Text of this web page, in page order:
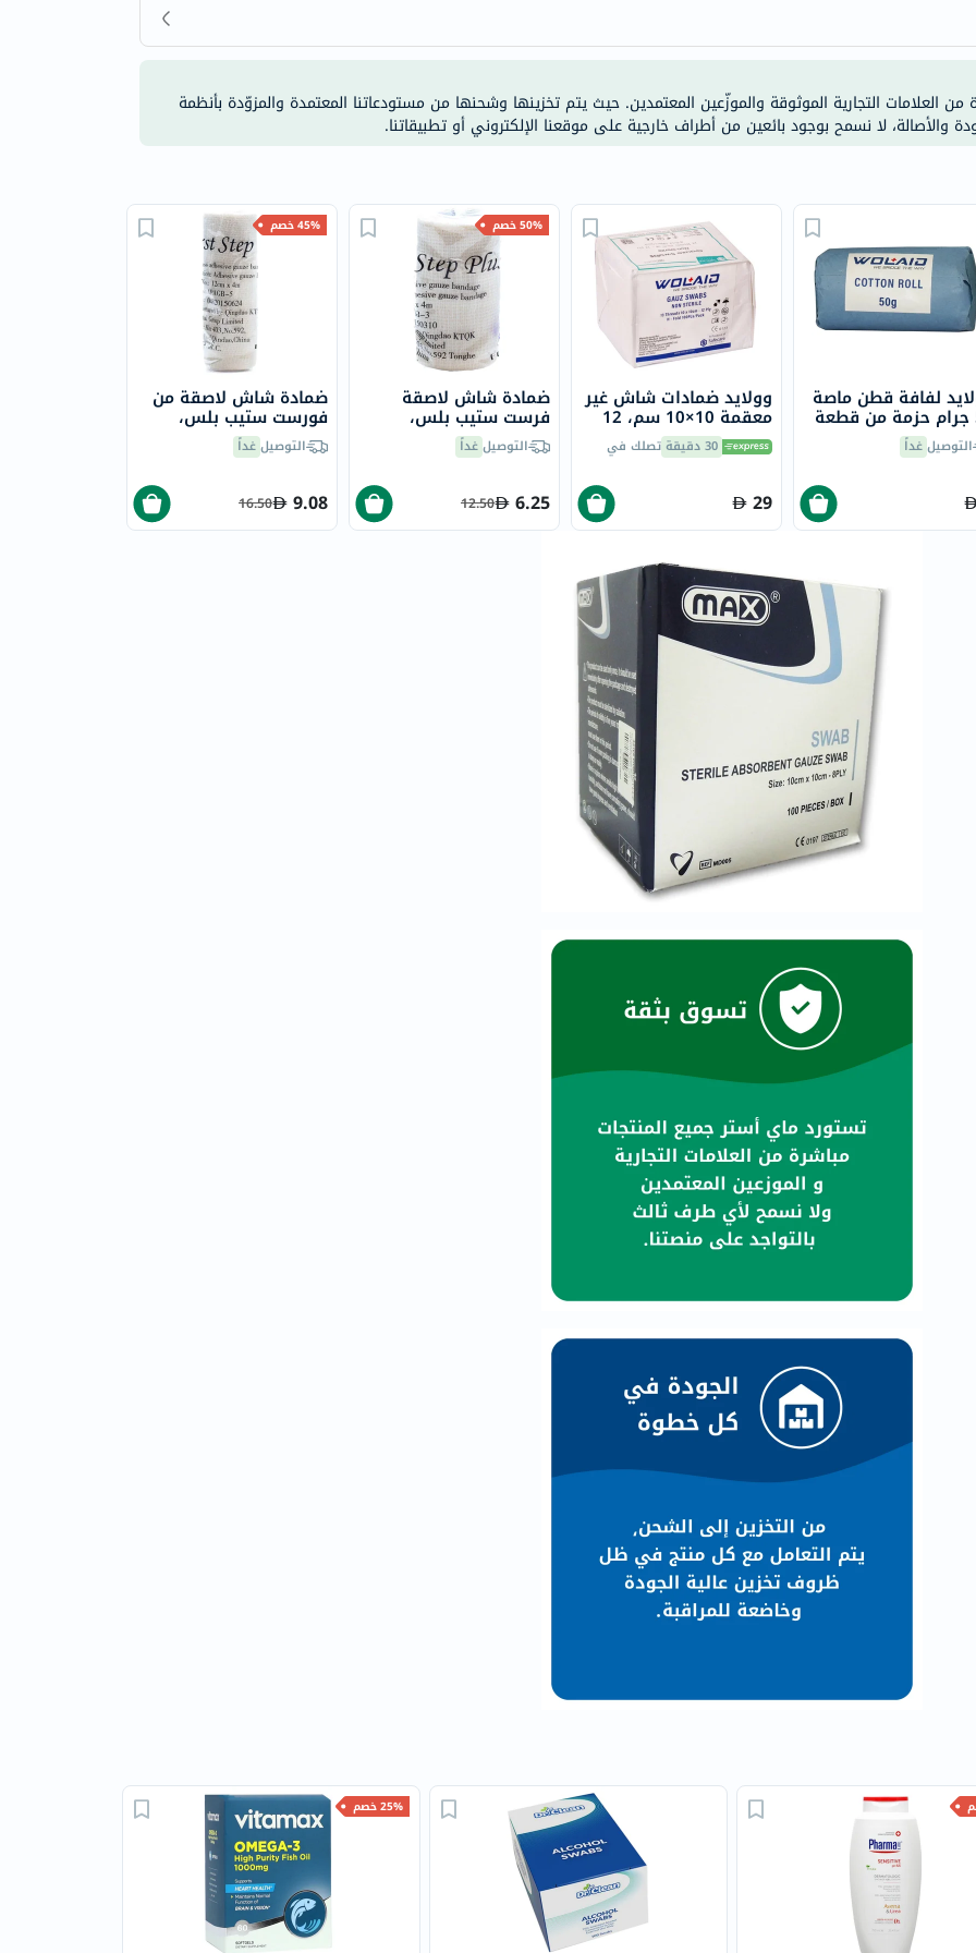
NMN
dessert-
essence
Biochem
skinceuticals
feel
true-
honey
الصحة
والمكملات
العناية
الصحية
خسارة
الوزن
صحي
روتيني
باقة
IV
الغذائي
الحالة
البشرة
العظام
والمفاصل
والذاكرة
صحة
القلب
دعم
مرضى
السكري
دعم
الكبد
صحة
البروستاتا
مالتي
فيتامين
فيتامين
أ
فيتامين
د
من العلامات التجارية الموثوقة والموزّعين المعتمدين. حيث يتم تخزينها وشحنها من مستودعاتنا المعتمدة والمزوّدة بأنظمة
والأصالة، لا نسمح بوجود بائعين من أطراف خارجية على موقعنا الإلكتروني أو تطبيقاتنا.
45% خصم
ضمادة شاش لاصقة من
فورست ستيب بلس،
مقاس 12 سم × 4 متر
التوصيلغداً
9.08
16.50
50% خصم
ضمادة شاش لاصقة
فرست ستيب بلس،
المقاس 8 سم × 4 م
التوصيلغداً
6.25
12.50
وولايد ضمادات شاش غير
معقمة 10×10 سم، 12
طبقة، حزمة من 100
30 دقيقة تصلك في
29
لفافة قطن ماصة
التوصيلغداً
25% خصم